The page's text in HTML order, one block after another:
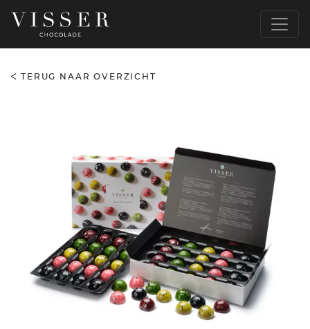
TERUG NAAR OVERZICHT